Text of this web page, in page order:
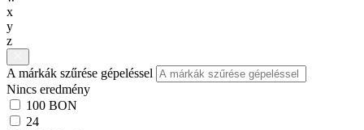
x
y
z
A márkák szűrése gépeléssel
Nincs eredmény
100 BON
24